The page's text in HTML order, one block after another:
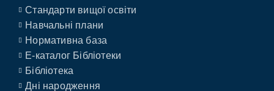
Стандарти вищої освіти
Навчальні плани
Нормативна база
E-каталог Бібліотеки
Бібліотека
Дні народження